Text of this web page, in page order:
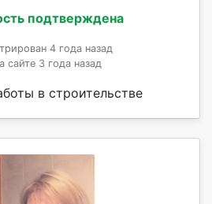
подтверждена
4 года назад
сайте 3 года назад
в строительстве